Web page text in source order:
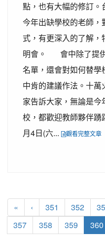
點，也有大幅的修訂
今年出缺學校的老師
式，有更深入的了解
明會。 會中除了提
名單，還會對如何替
中肯的建議作法。十
家告訴大家，無論是
校，都歡迎教師夥伴
月4日(六...
觀看完整文章
« ‹ 351 352
357
358 359 360